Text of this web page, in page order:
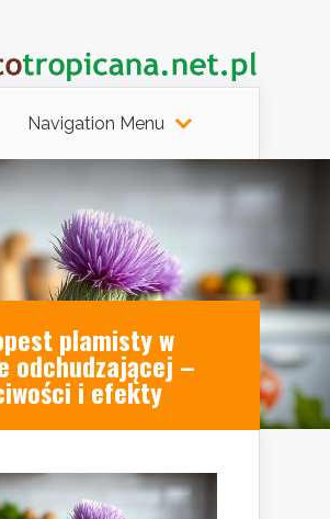
Navigation Menu
plamisty w
odchudzającej –
i efekty